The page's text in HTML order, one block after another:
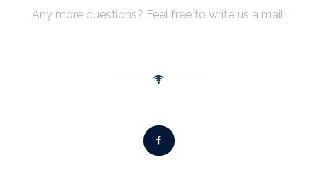
Any more questions? Feel free to write us a mail!